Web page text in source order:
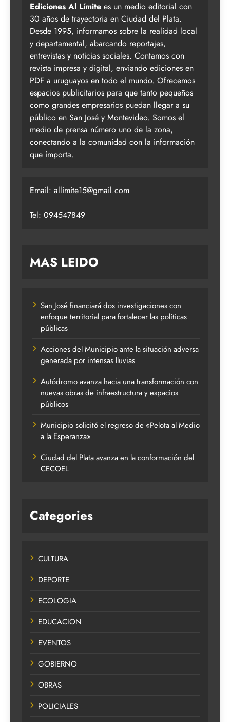
Ediciones Al Límite es un medio editorial con
30 años de trayectoria en Ciudad del Plata.
Desde 1995, informamos sobre la realidad local
y departamental, abarcando reportajes,
entrevistas y noticias sociales. Contamos con
revista impresa y digital, enviando ediciones en
PDF a uruguayos en todo el mundo. Ofrecemos
espacios publicitarios para que tanto pequeños
como grandes empresarios puedan llegar a su
público en San José y Montevideo. Somos el
medio de prensa número uno de la zona,
conectando a la comunidad con la información
que importa.
Email: allimite15@gmail.com
Tel: 094547849
MAS LEIDO
San José financiará dos investigaciones con
enfoque territorial para fortalecer las políticas
públicas
Acciones del Municipio ante la situación adversa
generada por intensas lluvias
Autódromo avanza hacia una transformación con
nuevas obras de infraestructura y espacios
públicos
Municipio solicitó el regreso de «Pelota al Medio
a la Esperanza»
Ciudad del Plata avanza en la conformación del
CECOEL
Categories
CULTURA
DEPORTE
ECOLOGIA
EDUCACION
EVENTOS
GOBIERNO
OBRAS
POLICIALES